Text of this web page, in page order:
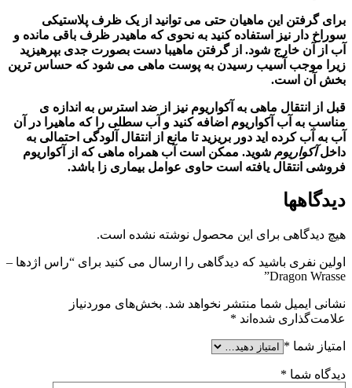
برای گرفتن این ماهیان حتی می توانید از یک ظرف پلاستیکی
سوراخ دار نیز استفاده کنید به نحوی که ماهیدر ظرف باقی مانده و
آب از آن خارج شود. از گرفتن ماهیبا دست بصورت جدی بپرهیزید
زیرا موجب آسیب رسیدن به پوست ماهی می شود که حساس ترین
بخش آن است.
قبل از انتقال ماهی به آکواریوم نیز از ضد استرس به اندازه ی
مناسب به آب آکواریوم اضافه کنید و آب سطلی را که ماهیرا در آن
آب به آب کرده اید دور بریزید تا مانع از انتقال آلودگی احتمالی به
داخلآکواریوم شوید. ممکن است آب همراه ماهی که از
آکواریوم
فروشی انتقال یافته است حاوی عوامل بیماری زا باشد.
دیدگاهها
هیچ دیدگاهی برای این محصول نوشته نشده است.
اولین نفری باشید که دیدگاهی را ارسال می کنید برای “راس اژدها –
Dragon Wrasse”
نشانی ایمیل شما منتشر نخواهد شد. بخش‌های موردنیاز
علامت‌گذاری شده‌اند *
امتیاز شما *
دیدگاه شما *